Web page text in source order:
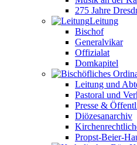
275 Jahre
Leitung
Bischof
Generalvikar
Offizialat
Domkapitel
Leitung und
Pastoral und
Presse &
Diözesanarchiv
Propst-Beier-